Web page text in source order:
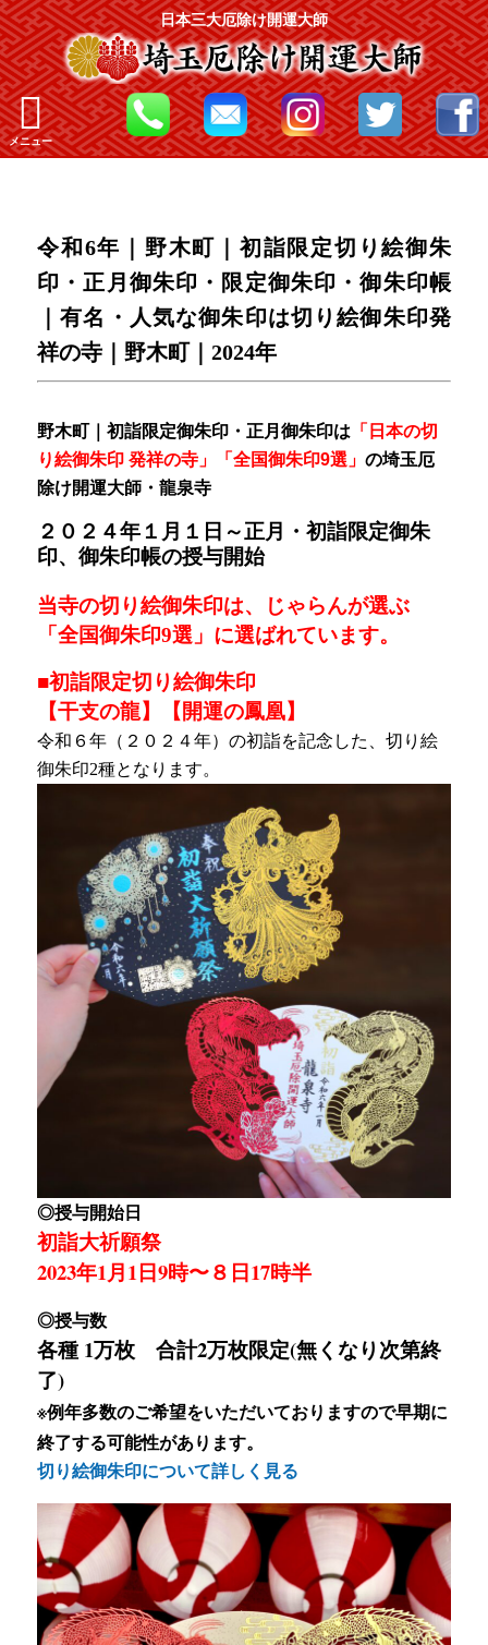
日本三大厄除け開運大師
メニュー
令和6年｜野木町｜初詣限定切り絵御朱
印・正月御朱印・限定御朱印・御朱印帳
｜有名・人気な御朱印は切り絵御朱印発
祥の寺｜野木町｜2024年
野木町｜初詣限定御朱印・正月御朱印は 「日本の切
り絵御朱印 発祥の寺」「全国御朱印9選」の埼玉厄
除け開運大師・龍泉寺
２０２４年１月１日～正月・初詣限定御朱
印、御朱印帳の授与開始
当寺の切り絵御朱印は、じゃらんが選ぶ
「全国御朱印9選」に選ばれています。
■初詣限定切り絵御朱印
【干支の龍】【開運の鳳凰】
令和６年（２０２４年）の初詣を記念した、切り絵
御朱印2種となります。
◎授与開始日
初詣大祈願祭
2023年1月1日9時〜８日17時半
◎授与数
各種 1万枚 合計2万枚限定(無くなり次第終
了)
※例年多数のご希望をいただいておりますので早期に
終了する可能性があります。
切り絵御朱印について詳しく見る